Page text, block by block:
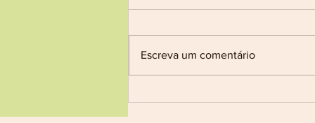
Pedido de Orçamento
“CANASTRA VIVA:
RESTAURANDO CORREDORES
Escreva um comentário